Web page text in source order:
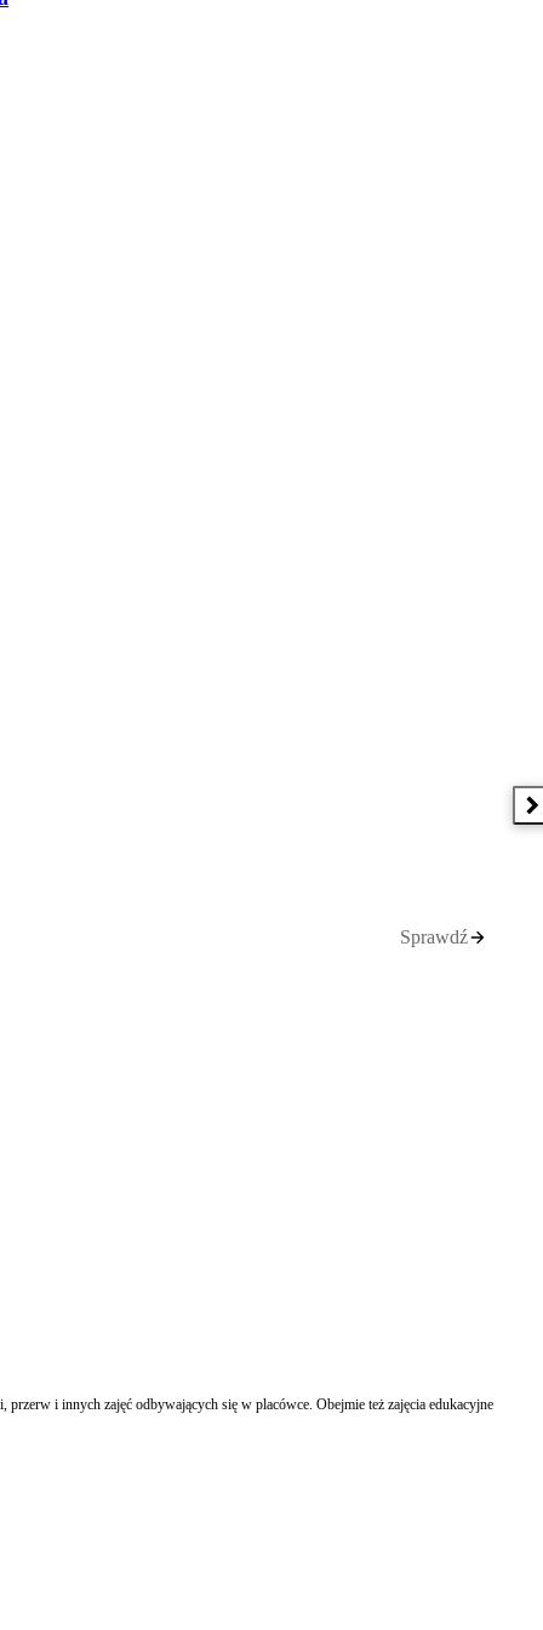
Sprawdź
i innych zajęć odbywających się w placówce. Obejmie też zajęcia edukacyjne